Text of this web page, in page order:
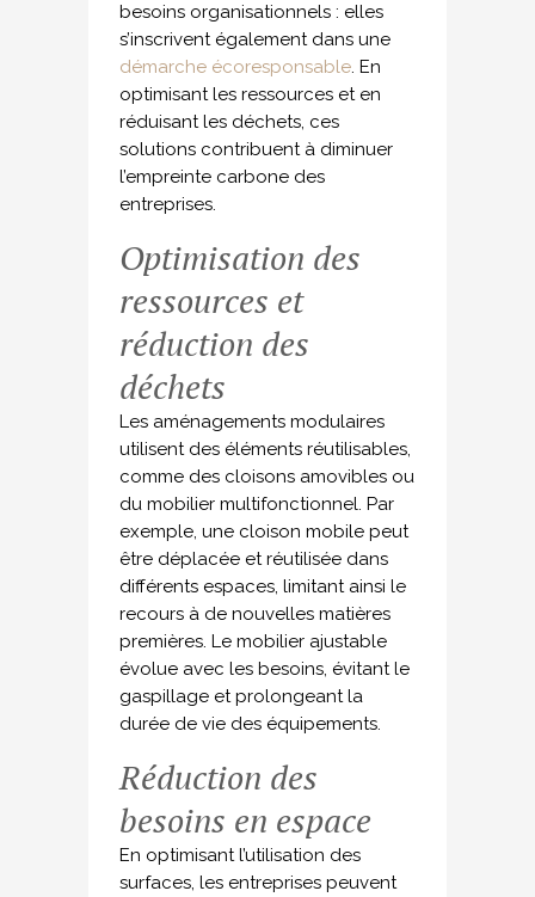
besoins organisationnels : elles
s’inscrivent également dans une
démarche écoresponsable. En
optimisant les ressources et en
réduisant les déchets, ces
solutions contribuent à diminuer
l’empreinte carbone des
entreprises.
Optimisation des
ressources et
réduction des
déchets
Les aménagements modulaires
utilisent des éléments réutilisables,
comme des cloisons amovibles ou
du mobilier multifonctionnel. Par
exemple, une cloison mobile peut
être déplacée et réutilisée dans
différents espaces, limitant ainsi le
recours à de nouvelles matières
premières. Le mobilier ajustable
évolue avec les besoins, évitant le
gaspillage et prolongeant la
durée de vie des équipements.
Réduction des
besoins en espace
En optimisant l’utilisation des
surfaces, les entreprises peuvent